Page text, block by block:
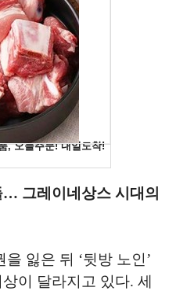
그레이네상스 시대의
잃은 뒤 ‘뒷방 노인’
이 달라지고 있다. 세